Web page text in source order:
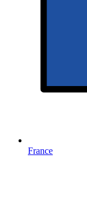
France